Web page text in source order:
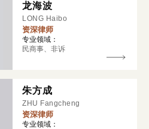
龙海波
LONG Haibo
资深律师
专业领域：
民商事、非诉
朱方成
ZHU Fangcheng
资深律师
专业领域：